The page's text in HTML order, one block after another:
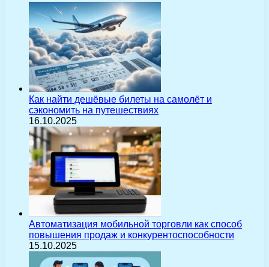
Как найти дешёвые билеты на самолёт и
сэкономить на путешествиях
16.10.2025
Автоматизация мобильной торговли как способ
повышения продаж и конкурентоспособности
15.10.2025